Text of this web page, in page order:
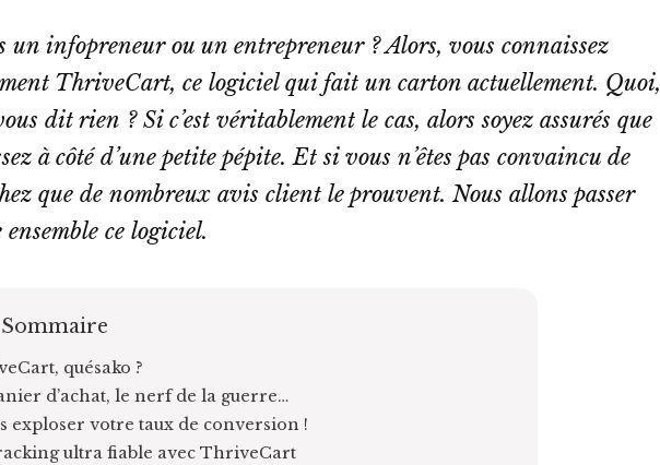
un infopreneur ou un entrepreneur ? Alors, vous connaissez
ThriveCart, ce logiciel qui fait un carton actuellement. Quoi,
dit rien ? Si c’est véritablement le cas, alors soyez assurés que
à côté d’une petite pépite. Et si vous n’êtes pas convaincu de
que de nombreux avis client le prouvent. Nous allons passer
ensemble ce logiciel.
Sommaire
quésako ?
d’achat, le nerf de la guerre…
exploser votre taux de conversion !
ultra fiable avec ThriveCart